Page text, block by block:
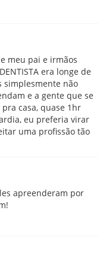
meu pai e irmãos
era longe de
simplesmente não
e a gente que se
casa, quase 1hr
eu preferia virar
uma profissão tão
apreenderam por